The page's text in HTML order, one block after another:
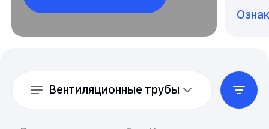
Вентиляционные трубы